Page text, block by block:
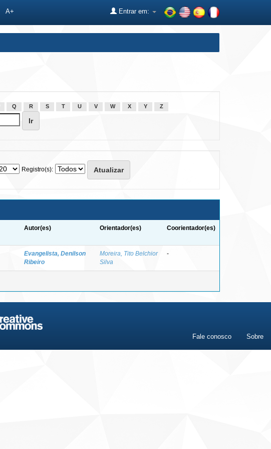
A+ Entrar em:
Q R S T U V W X Y Z
Registro(s):
Autor(es) Orientador(es) Coorientador(es)
Evangelista, Denilson
Ribeiro
Moreira, Tito Belchior
Silva
-
Fale conosco Sobre